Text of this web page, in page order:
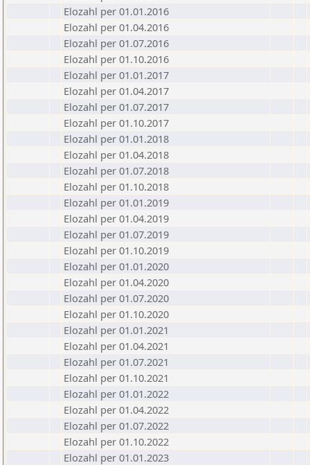
Elozahl per 01.01.2016
Elozahl per 01.04.2016
Elozahl per 01.07.2016
Elozahl per 01.10.2016
Elozahl per 01.01.2017
Elozahl per 01.04.2017
Elozahl per 01.07.2017
Elozahl per 01.10.2017
Elozahl per 01.01.2018
Elozahl per 01.04.2018
Elozahl per 01.07.2018
Elozahl per 01.10.2018
Elozahl per 01.01.2019
Elozahl per 01.04.2019
Elozahl per 01.07.2019
Elozahl per 01.10.2019
Elozahl per 01.01.2020
Elozahl per 01.04.2020
Elozahl per 01.07.2020
Elozahl per 01.10.2020
Elozahl per 01.01.2021
Elozahl per 01.04.2021
Elozahl per 01.07.2021
Elozahl per 01.10.2021
Elozahl per 01.01.2022
Elozahl per 01.04.2022
Elozahl per 01.07.2022
Elozahl per 01.10.2022
Elozahl per 01.01.2023